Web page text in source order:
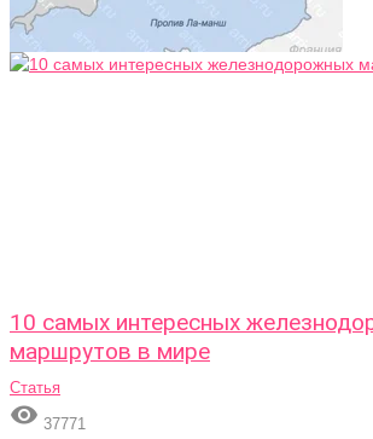
10 самых интересных
маршрутов в мире
Статья
 37771